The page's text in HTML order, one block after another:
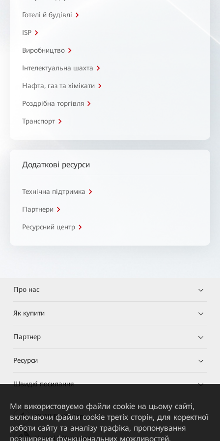
Готелі й будівлі
ISP
Виробництво
Інтелектуальна шахта
Нафта, газ та хімікати
Роздрібна торгівля
Транспорт
Додаткові ресурси
Технічна підтримка
Партнери
Ресурсний центр
Про нас
Як купити
Партнер
Ресурси
Швидкі посилання
HUAWEI eKit App
Huawei HiKnow App
Ми використовуємо файли cookie на цьому сайті,
включаючи файли cookie третіх сторін, для коректної
роботи сайту та аналізу трафіка, пропонування
розширених функціональних можливостей,